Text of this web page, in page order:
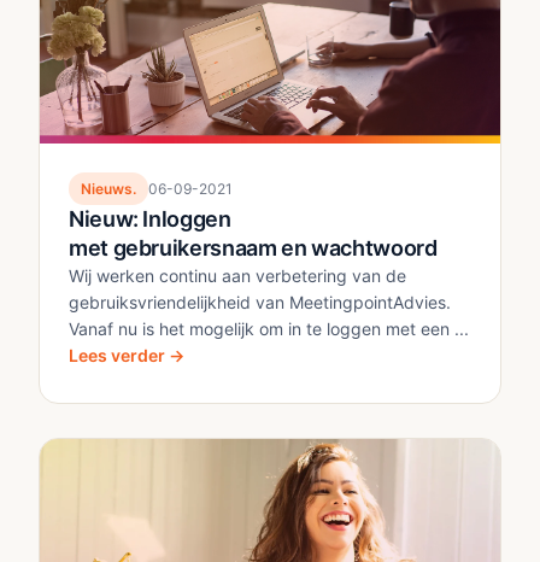
Nieuws. 06-09-2021
Nieuw: Inloggen
met gebruikersnaam en wachtwoord
Wij werken continu aan verbetering van de
gebruiksvriendelijkheid van MeetingpointAdvies.
Vanaf nu is het mogelijk om in te loggen met een ...
Lees verder →